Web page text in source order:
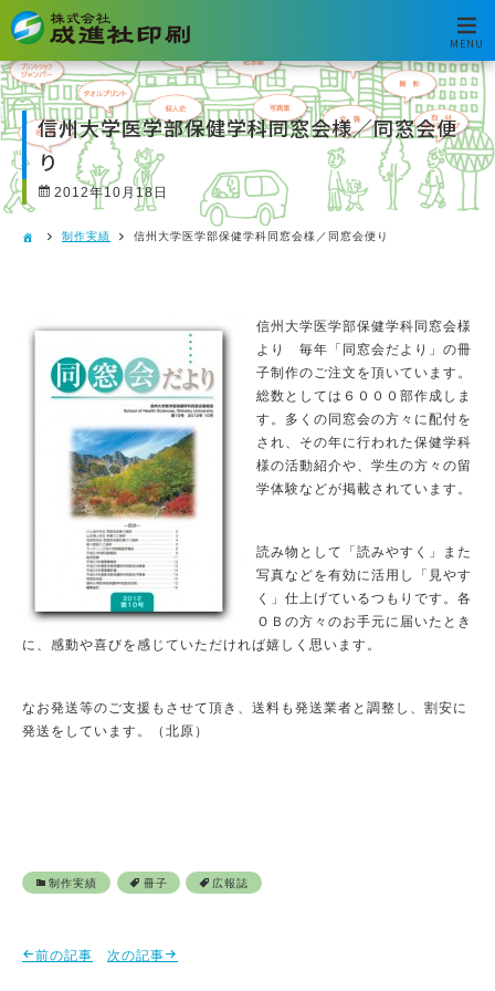
MENU
信州大学医学部保健学科同窓会様／同窓会便
り
2012年10月18日
制作実績 信州大学医学部保健学科同窓会様／同窓会便り
信州大学医学部保健学科同窓会様
より 毎年「同窓会だより」の冊
子制作のご注文を頂いています。
総数としては６０００部作成しま
す。多くの同窓会の方々に配付を
され、その年に行われた保健学科
様の活動紹介や、学生の方々の留
学体験などが掲載されています。
読み物として「読みやすく」また
写真などを有効に活用し「見やす
く」仕上げているつもりです。各
ＯＢの方々のお手元に届いたとき
に、感動や喜びを感じていただければ嬉しく思います。
なお発送等のご支援もさせて頂き、送料も発送業者と調整し、割安に
発送をしています。（北原）
制作実績 冊子 広報誌
前の記事 次の記事